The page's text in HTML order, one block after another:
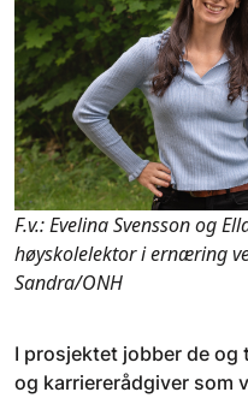
F.v.: Evelina Svensson og
høyskolelektor i ernæring
Sandra/ONH
I prosjektet jobber de
og karriererådgiver som